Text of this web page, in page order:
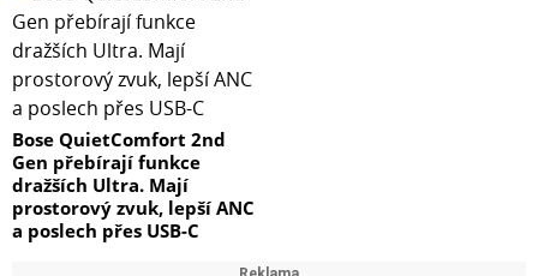
Bose QuietComfort 2nd
Gen přebírají funkce
dražších Ultra. Mají
prostorový zvuk, lepší ANC
a poslech přes USB-C